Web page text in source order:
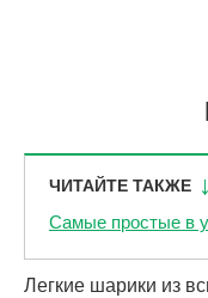
ЧИТАЙТЕ ТАКЖЕ
Самые простые в
Легкие шарики из